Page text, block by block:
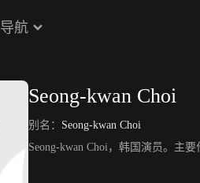
导航
Seong-kwan Choi
别名： Seong-kwan Choi
Seong-kwan Choi，韩国演员。主